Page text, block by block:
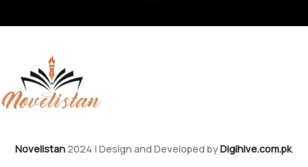
Novelistan2024 | Design and Developed byDigihive.com.pk.